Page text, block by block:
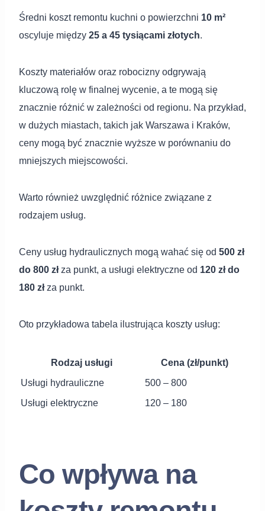
Średni koszt remontu kuchni o powierzchni 10 m²
oscyluje między 25 a 45 tysiącami złotych.
Koszty materiałów oraz robocizny odgrywają
kluczową rolę w finalnej wycenie, a te mogą się
znacznie różnić w zależności od regionu. Na przykład,
w dużych miastach, takich jak Warszawa i Kraków,
ceny mogą być znacznie wyższe w porównaniu do
mniejszych miejscowości.
Warto również uwzględnić różnice związane z
rodzajem usług.
Ceny usług hydraulicznych mogą wahać się od 500 zł
do 800 złza punkt, a usługi elektryczne od 120 zł do
180 złza punkt.
Oto przykładowa tabela ilustrująca koszty usług:
Rodzaj usługi
Cena (zł/punkt)
Usługi hydrauliczne
500 – 800
Usługi elektryczne
120 – 180
Co wpływa na